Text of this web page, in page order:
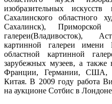
изобразительных
Сахалинского областного
Сахалинск), Приморской
галереи(Владивосток),
картинной галереи имени
областной картинной
зарубежных музеев, а также
Франции, Германии, США,
Китая. В 2009 году работа
на аукционе Сотбис в